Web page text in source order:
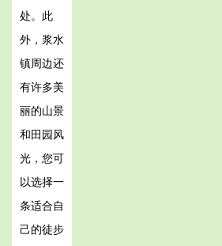
处。此
外，浆水
镇周边还
有许多美
丽的山景
和田园风
光，您可
以选择一
条适合自
己的徒步